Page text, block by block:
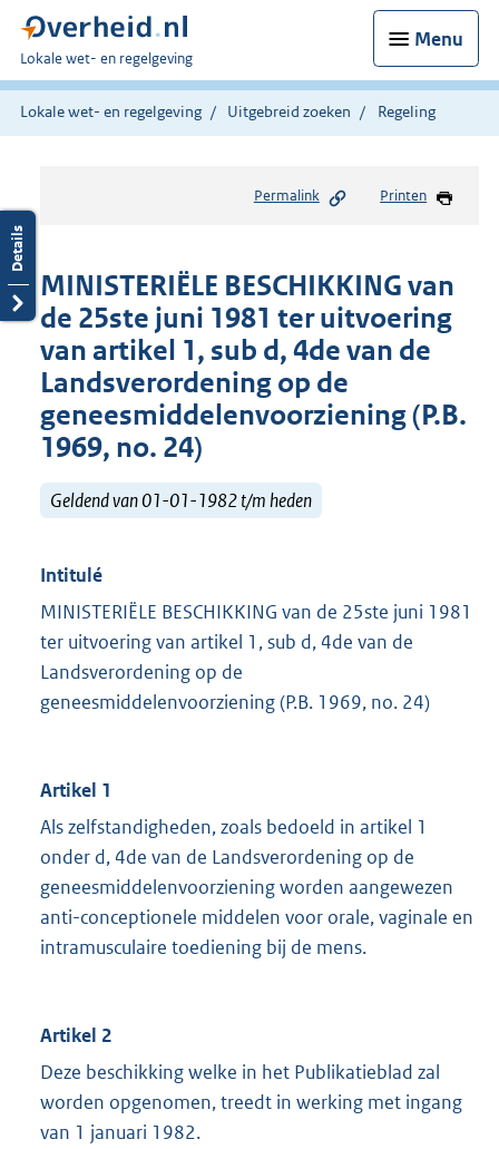
Menu
U
bent
hier:
Lokale wet- en regelgeving
Lokale wet- en regelgeving Uitgebreid zoeken Regeling
Permalink Printen
MINISTERIËLE BESCHIKKING van
de 25ste juni 1981 ter uitvoering
van artikel 1, sub d, 4de van de
Landsverordening op de
geneesmiddelenvoorziening (P.B.
1969, no. 24)
Geldend van 01-01-1982 t/m heden
Intitulé
MINISTERIËLE BESCHIKKING van de 25ste juni 1981
ter uitvoering van artikel 1, sub d, 4de van de
Landsverordening op de
geneesmiddelenvoorziening (P.B. 1969, no. 24)
Artikel 1
Als zelfstandigheden, zoals bedoeld in artikel 1
onder d, 4de van de Landsverordening op de
geneesmiddelenvoorziening worden aangewezen
anti-conceptionele middelen voor orale, vaginale en
intramusculaire toediening bij de mens.
Artikel 2
Deze beschikking welke in het Publikatieblad zal
worden opgenomen, treedt in werking met ingang
van 1 januari 1982.